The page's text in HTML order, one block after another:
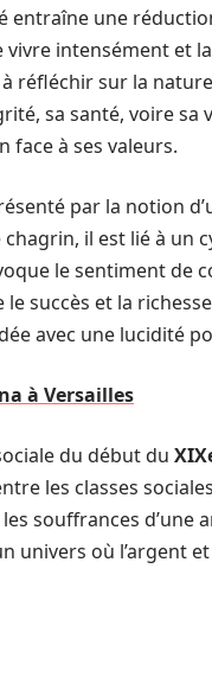
entraîne une
intensément et
réfléchir sur la
sa santé, voire sa
face à ses valeurs.
par la notion
chagrin, il est lié à un
le sentiment de
le succès et la
avec une lucidité
à Versailles
du début du
les classes
souffrances d’une
univers où l’argent